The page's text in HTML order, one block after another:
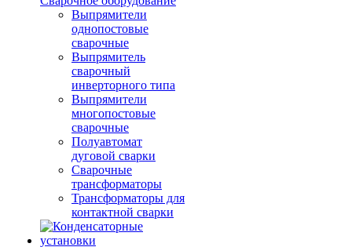
Выпрямители
однопостовые
сварочные
Выпрямитель
сварочный
инверторного типа
Выпрямители
многопостовые
сварочные
Полуавтомат
дуговой сварки
Сварочные
трансформаторы
Трансформаторы для
контактной сварки